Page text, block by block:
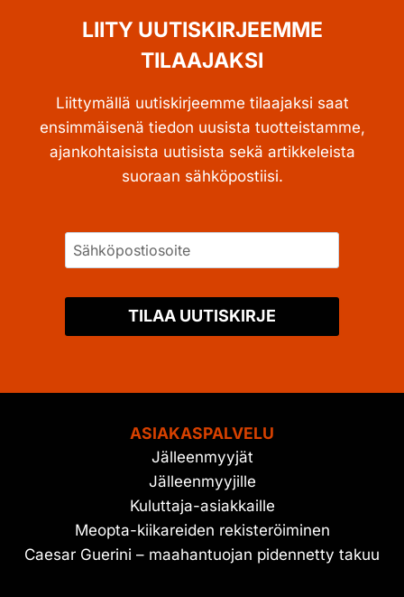
LIITY UUTISKIRJEEMME
TILAAJAKSI
Liittymällä uutiskirjeemme tilaajaksi saat
ensimmäisenä tiedon uusista tuotteistamme,
ajankohtaisista uutisista sekä artikkeleista
suoraan sähköpostiisi.
TILAA UUTISKIRJE
ASIAKASPALVELU
Jälleenmyyjät
Jälleenmyyjille
Kuluttaja-asiakkaille
Meopta-kiikareiden rekisteröiminen
Caesar Guerini – maahantuojan pidennetty takuu